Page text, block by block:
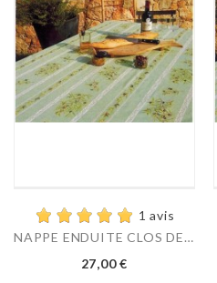
1 avis
NAPPE ENDUITE CLOS DES...
Prix
27,00 €